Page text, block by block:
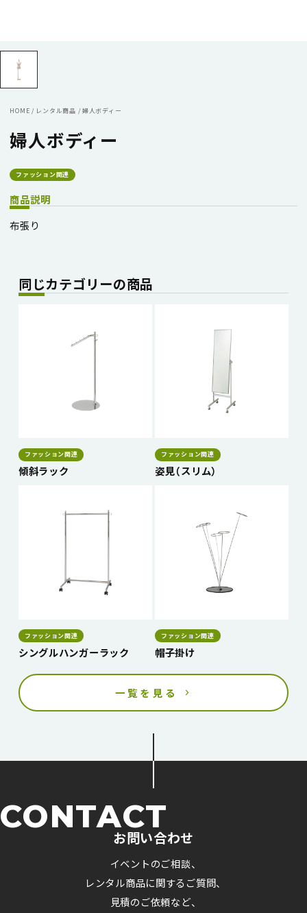
HOME / レンタル商品 /婦人ボディー
婦人ボディー
ファッション関連
商品説明
布張り
同じカテゴリーの商品
ファッション関連
傾斜ラック
ファッション関連
姿見（スリム）
ファッション関連
シングルハンガーラック
ファッション関連
帽子掛け
一覧を見る
CONTACT
お問い合わせ
イベントのご相談、
レンタル商品に関するご質問、
見積のご依頼など、